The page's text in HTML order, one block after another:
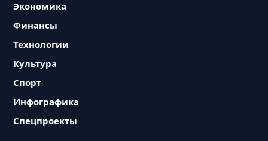
Экономика
Финансы
Технологии
Культура
Спорт
Инфографика
Спецпроекты